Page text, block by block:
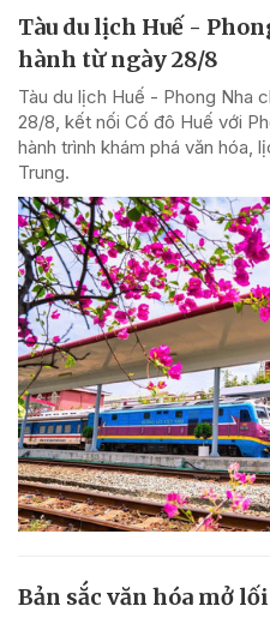
Tàu du lịch Huế -
hành từ ngày 28/8
Tàu du lịch Huế - Phong Nha
28/8, kết nối Cố đô Huế với
hành trình khám phá văn hóa,
Trung.
Bản sắc văn hóa mở